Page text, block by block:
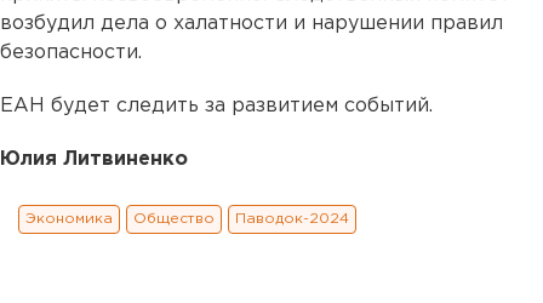
возбудил дела о халатности и нарушении правил
безопасности.
ЕАН будет следить за развитием событий.
Юлия Литвиненко
Экономика Общество Паводок-2024